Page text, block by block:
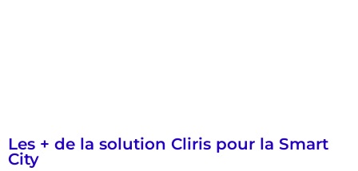
Les + de la solution Cliris pour la Smart
City